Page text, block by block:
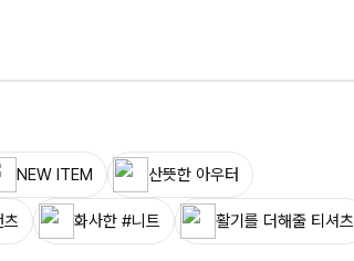
NEW ITEM 산뜻한 아우터
츠 화사한 #니트 활기를 더해줄 티셔츠